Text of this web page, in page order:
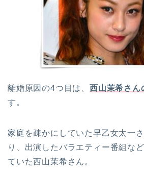
離婚原因の4つ目は、 西山茉希さん
す。
家庭を疎かにしていた早乙女太一
り、出演したバラエティー番組な
ていた西山茉希さん。